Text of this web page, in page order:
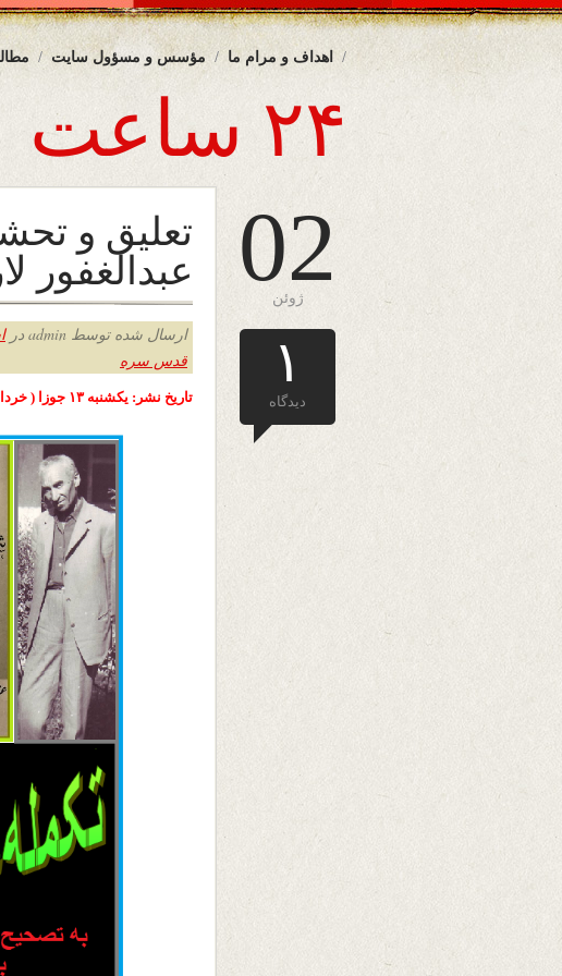
مؤسس و مسؤول سایت اهداف و مرام ما
۲۴ ساعت
02
ژوئن
۱
دیدگاه
تعلیق و
عبدالغفور
ارسال شده توسط admin در
قدس سره
تاریخ نشر: یکشنبه ۱۳ جوزا ( خرداد ) ۱۴۰۳ خورشیدی – ۲ جون ۲۰۲۴ میلادی – ملبورن – آسترالیا